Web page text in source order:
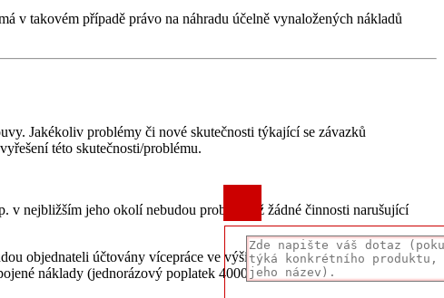
v takovém případě právo na náhradu účelně vynaložených nákladů
Jakékoliv problémy či nové skutečnosti týkající se závazků
této skutečnosti/problému.
v nejbližším jeho okolí nebudou probíhat již žádné činnosti narušující
objednateli účtovány vícepráce ve výši 850Kč za každou započatou
náklady (jednorázový poplatek 4000Kč a doprava dle uvedené